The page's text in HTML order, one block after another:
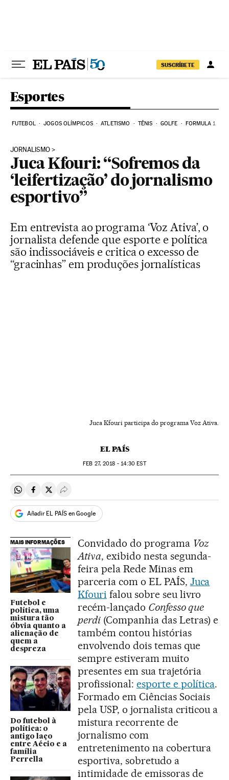
SUSCRÍBETE
Esportes
FUTEBOL JOGOS OLÍMPICOS ATLETISMO TÊNIS GOLFE FORMULA 1
JORNALISMO
Juca Kfouri: “Sofremos da
‘leifertização’ do jornalismo
esportivo”
Em entrevista ao programa ‘Voz Ativa’, o
jornalista defende que esporte e política
são indissociáveis e critica o excesso de
“gracinhas” em produções jornalísticas
Juca Kfouri participa do programa Voz Ativa.
EL PAÍS
FEB 27, 2018 - 14:30 EST
Compartir en Whatsapp
Compartir en Facebook
Compartir en Twitter
Desplegar Redes Sociales
Añadir EL PAÍS en Google
MAIS INFORMAÇÕES
Futebol e
política, uma
mistura tão
óbvia quanto a
alienação de
quem a
despreza
Do futebol à
política: o
antigo laço
entre Aécio e a
família
Perrella
Convidado do programa Voz
Ativa, exibido nesta segunda-
feira pela Rede Minas em
parceria com o EL PAÍS, Juca
Kfouri falou sobre seu livro
recém-lançado Confesso que
perdi(Companhia das Letras) e
também contou histórias
envolvendo dois temas que
sempre estiveram muito
presentes em sua trajetória
profissional: esporte e política.
Formado em Ciências Sociais
pela USP, o jornalista criticou a
mistura recorrente de
jornalismo com
entretenimento na cobertura
esportiva, sobretudo a
intimidade de emissoras de